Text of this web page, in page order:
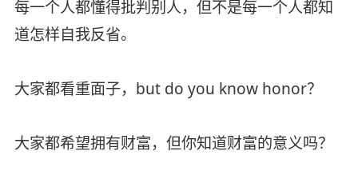
每一个人都懂得批判别人，但不是每一个人都知
道怎样自我反省。
大家都看重面子，but do you know honor？
大家都希望拥有财富，但你知道财富的意义吗？